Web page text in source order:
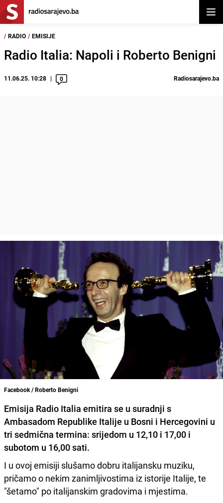
/ RADIO / EMISIJE
Radio Italia: Napoli i Roberto Benigni
11.06.25. 10:28 0 Radiosarajevo.ba
Facebook / Roberto Benigni
Emisija Radio Italia emitira se u suradnji s
Ambasadom Republike Italije u Bosni i Hercegovini u
tri sedmična termina: srijedom u 12,10 i 17,00 i
subotom u 16,00 sati.
I u ovoj emisiji slušamo dobru italijansku muziku,
pričamo o nekim zanimljivostima iz istorije Italije, te
"šetamo" po italijanskim gradovima i mjestima.